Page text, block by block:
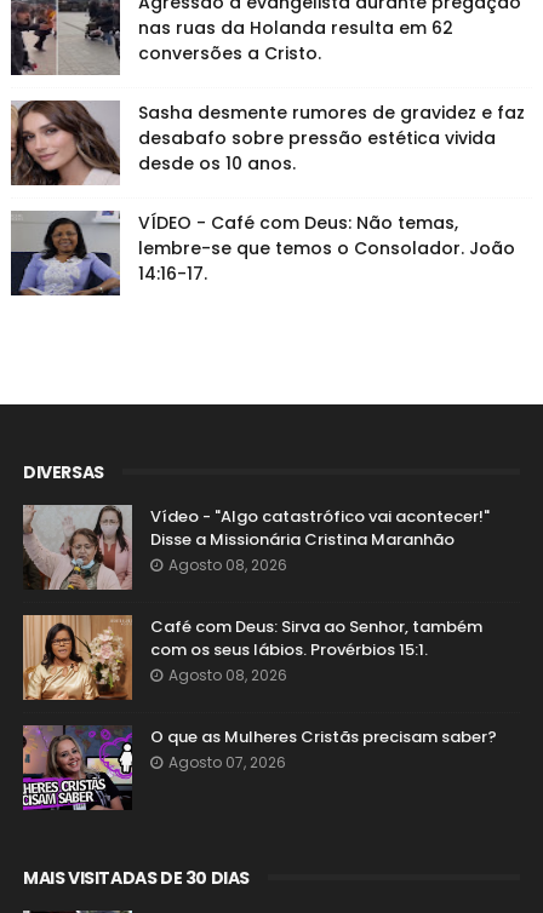
nas ruas da Holanda resulta em 62
conversões a Cristo.
Sasha desmente rumores de gravidez e faz
desabafo sobre pressão estética vivida
desde os 10 anos.
VÍDEO - Café com Deus: Não temas,
lembre-se que temos o Consolador. João
14:16-17.
DIVERSAS
Vídeo - "Algo catastrófico vai acontecer!"
Disse a Missionária Cristina Maranhão
Agosto 08, 2026
Café com Deus: Sirva ao Senhor, também
com os seus lábios. Provérbios 15:1.
Agosto 08, 2026
O que as Mulheres Cristãs precisam saber?
Agosto 07, 2026
MAIS VISITADAS DE 30 DIAS